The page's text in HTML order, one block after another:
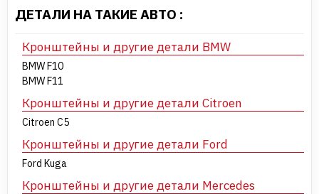
ДЕТАЛИ НА ТАКИЕ АВТО :
Кронштейны и другие детали BMW
BMW F10
BMW F11
Кронштейны и другие детали Citroen
Citroen C5
Кронштейны и другие детали Ford
Ford Kuga
Кронштейны и другие детали Mercedes